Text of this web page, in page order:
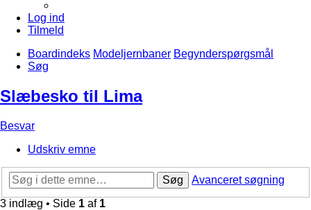
Log ind
Tilmeld
Boardindeks Modeljernbaner Begynderspørgsmål
Søg
Slæbesko til Lima
Besvar
Udskriv emne
Søg
Avanceret søgning
3 indlæg • Side 1 af 1